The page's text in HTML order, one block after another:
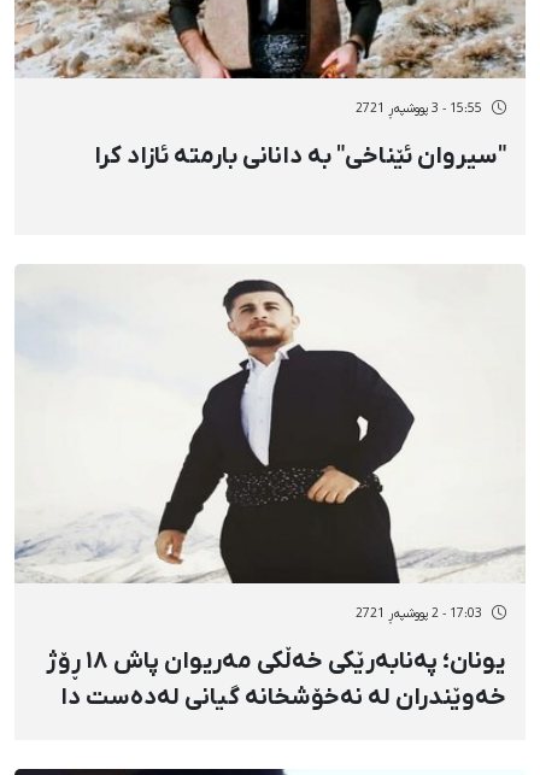
15:55 - 3 پووشپەڕ 2721
"سیروان ئێناخی" بە دانانی بارمتە ئازاد کرا
17:03 - 2 پووشپەڕ 2721
یونان؛ پەنابەرێکی خەڵکی مەریوان پاش ١٨ ڕۆژ
خەوێندران لە نەخۆشخانە گیانی لەدەست دا